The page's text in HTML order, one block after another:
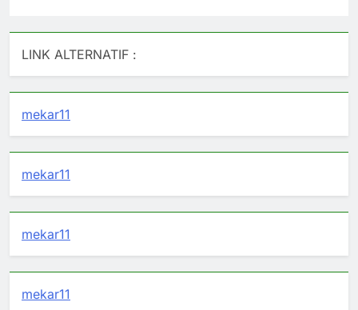
LINK ALTERNATIF :
mekar11
mekar11
mekar11
mekar11